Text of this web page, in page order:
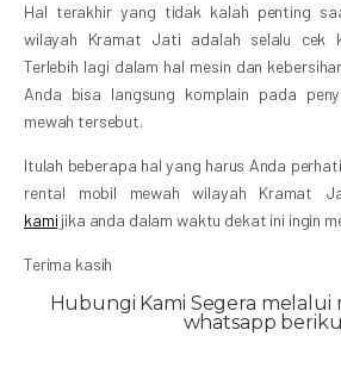
Hal terakhir yang tidak kalah penting
wilayah Kramat Jati adalah selalu cek
Terlebih lagi dalam hal mesin dan
Anda bisa langsung komplain pada
mewah tersebut.
Itulah beberapa hal yang harus Anda
rental mobil mewah wilayah Kramat
kami jika anda dalam waktu dekat ini ingin
Terima kasih
Hubungi Kami Segera
whatsapp